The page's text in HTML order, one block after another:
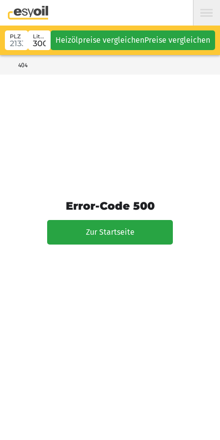
PLZ Liter Heizölpreise vergleichenPreise vergleichen
404
Error-Code 500
Zur Startseite